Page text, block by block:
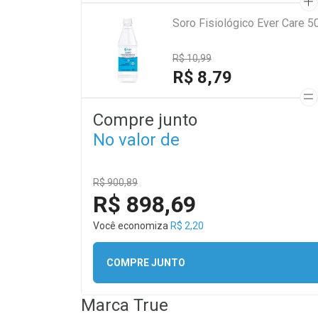
Soro Fisiológico Ever Care
R$ 10,99
R$ 8,79
Compre junto
No valor de
R$ 900,89
R$ 898,69
Você economiza R$ 2,20
COMPRE JUNTO
Marca True